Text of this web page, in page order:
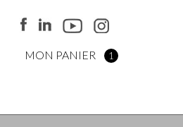
MON PANIER 1